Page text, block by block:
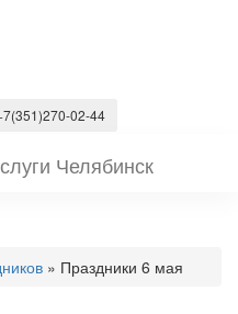
02-44
» Праздники 6 мая